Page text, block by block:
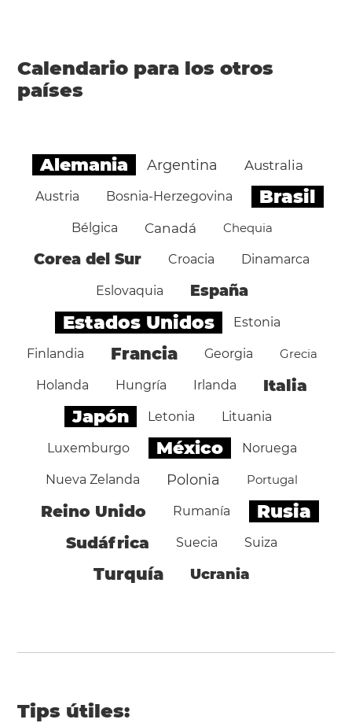
Calendario para los otros
países
Alemania Argentina Australia
Austria Bosnia-Herzegovina Brasil
Bélgica Canadá Chequia
Corea del Sur Croacia Dinamarca
Eslovaquia España
Estados Unidos Estonia
Finlandia Francia Georgia Grecia
Holanda Hungría Irlanda Italia
Japón Letonia Lituania
Luxemburgo México Noruega
Nueva Zelanda Polonia Portugal
Reino Unido Rumanía Rusia
Sudáfrica Suecia Suiza
Turquía Ucrania
Tips útiles: